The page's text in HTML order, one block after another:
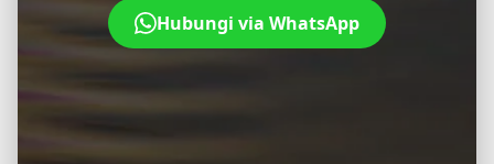
Hubungi via WhatsApp